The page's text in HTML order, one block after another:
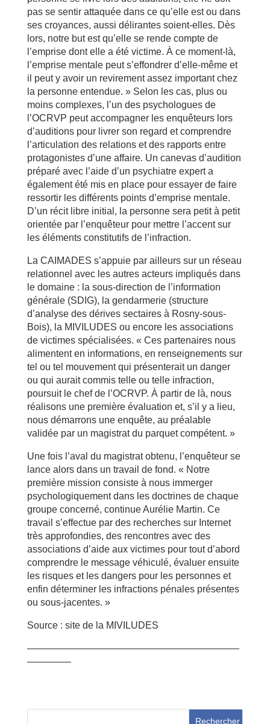
pas se sentir attaquée dans ce qu’elle est ou dans
ses croyances, aussi délirantes soient-elles. Dès
lors, notre but est qu’elle se rende compte de
l’emprise dont elle a été victime. À ce moment-là,
l’emprise mentale peut s’effondrer d’elle-même et
il peut y avoir un revirement assez important chez
la personne entendue. » Selon les cas, plus ou
moins complexes, l’un des psychologues de
l’OCRVP peut accompagner les enquêteurs lors
d’auditions pour livrer son regard et comprendre
l’articulation des relations et des rapports entre
protagonistes d’une affaire. Un canevas d’audition
préparé avec l’aide d’un psychiatre expert a
également été mis en place pour essayer de faire
ressortir les différents points d’emprise mentale.
D’un récit libre initial, la personne sera petit à petit
orientée par l’enquêteur pour mettre l’accent sur
les éléments constitutifs de l’infraction.
La CAIMADES s’appuie par ailleurs sur un réseau
relationnel avec les autres acteurs impliqués dans
le domaine : la sous-direction de l’information
générale (SDIG), la gendarmerie (structure
d’analyse des dérives sectaires à Rosny-sous-
Bois), la MIVILUDES ou encore les associations
de victimes spécialisées. « Ces partenaires nous
alimentent en informations, en renseignements sur
tel ou tel mouvement qui présenterait un danger
ou qui aurait commis telle ou telle infraction,
poursuit le chef de l’OCRVP. À partir de là, nous
réalisons une première évaluation et, s’il y a lieu,
nous démarrons une enquête, au préalable
validée par un magistrat du parquet compétent. »
Une fois l’aval du magistrat obtenu, l’enquêteur se
lance alors dans un travail de fond. « Notre
première mission consiste à nous immerger
psychologiquement dans les doctrines de chaque
groupe concerné, continue Aurélie Martin. Ce
travail s’effectue par des recherches sur Internet
très approfondies, des rencontres avec des
associations d’aide aux victimes pour tout d’abord
comprendre le message véhiculé, évaluer ensuite
les risques et les dangers pour les personnes et
enfin déterminer les infractions pénales présentes
ou sous-jacentes. »
Source : site de la MIVILUDES
——————————————————————
————–